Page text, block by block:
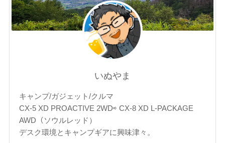
いぬやま
キャンプ/ガジェット/クルマ
CX-5 XD PROACTIVE 2WD⇨ CX-8 XD L-PACKAGE
AWD（ソウルレッド）
デスク環境とキャンプギアに興味津々。